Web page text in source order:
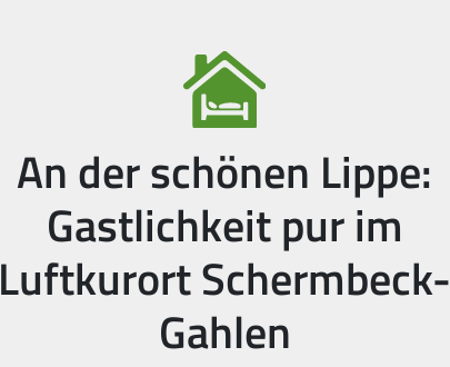
An der schönen Lippe:
Gastlichkeit pur im
Luftkurort Schermbeck-
Gahlen